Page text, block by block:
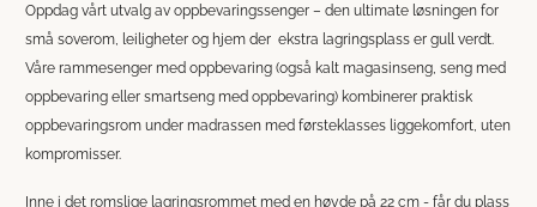
Oppdag vårt utvalg av oppbevaringssenger – den ultimate løsningen for
små soverom, leiligheter og hjem der ekstra lagringsplass er gull verdt.
Våre rammesenger med oppbevaring (også kalt magasinseng, seng med
oppbevaring eller smartseng med oppbevaring) kombinerer praktisk
oppbevaringsrom under madrassen med førsteklasses liggekomfort, uten
kompromisser.
Inne i det romslige lagringsrommet med en høyde på 22 cm - får du plass